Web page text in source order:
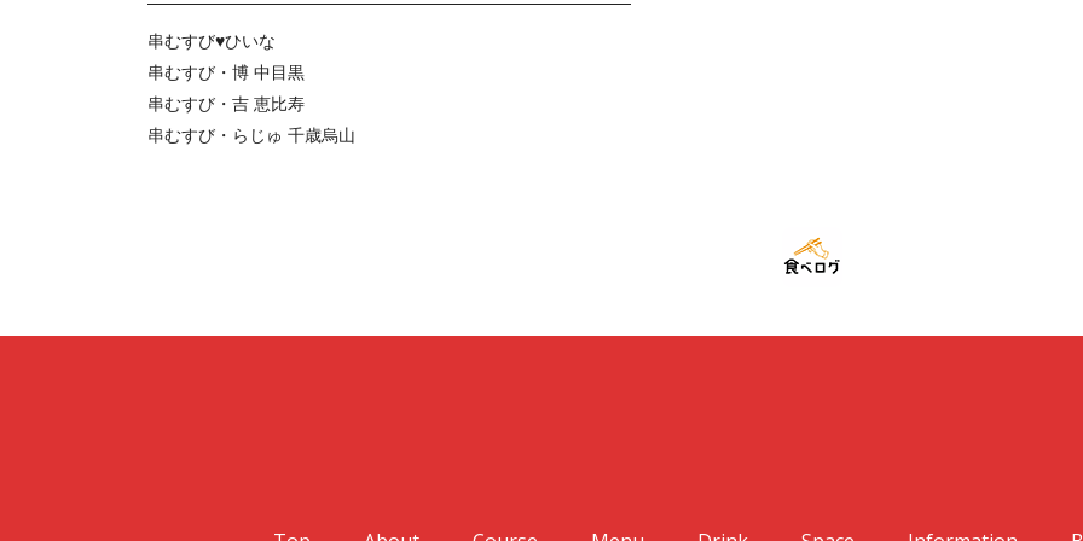
串むすび♥ひいな
串むすび・博 中目黒
串むすび・吉 恵比寿
串むすび・らじゅ 千歳烏山